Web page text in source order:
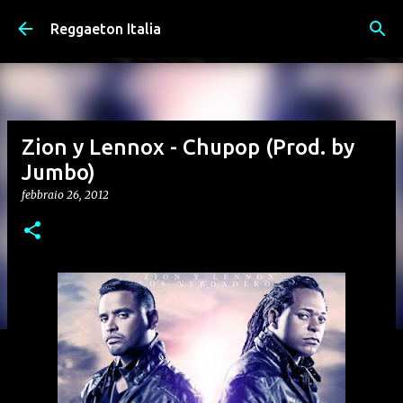
Passa ai contenuti principali
Reggaeton Italia
Zion y Lennox - Chupop (Prod. by
Jumbo)
febbraio 26, 2012